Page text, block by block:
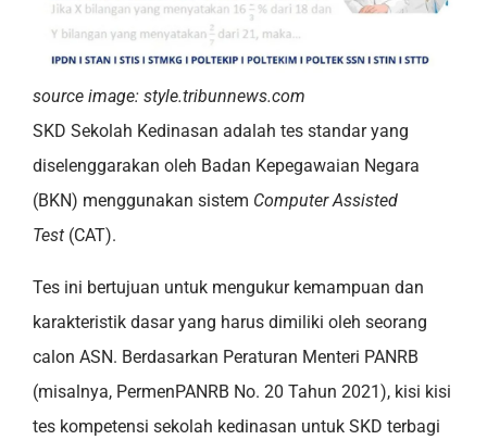
source image: style.tribunnews.com
SKD Sekolah Kedinasan adalah tes standar yang
diselenggarakan oleh Badan Kepegawaian Negara
(BKN) menggunakan sistem Computer Assisted
Test (CAT).
Tes ini bertujuan untuk mengukur kemampuan dan
karakteristik dasar yang harus dimiliki oleh seorang
calon ASN. Berdasarkan Peraturan Menteri PANRB
(misalnya, PermenPANRB No. 20 Tahun 2021), kisi kisi
tes kompetensi sekolah kedinasan untuk SKD terbagi